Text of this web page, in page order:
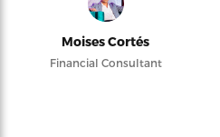
Moises Cortés
Financial Consultant